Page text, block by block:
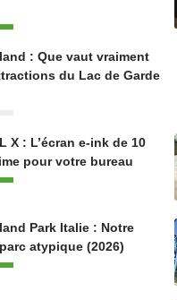
: Que vaut vraiment
du Lac de Garde
X : L’écran e-ink de 10
pour votre bureau
Park Italie : Notre
atypique (2026)